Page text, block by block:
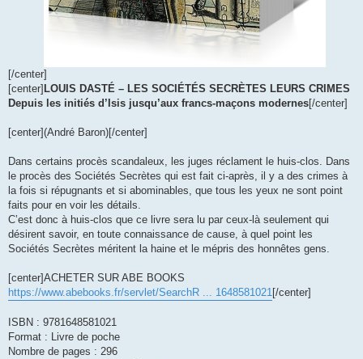
[/center]
[center] LOUIS DASTÉ – LES SOCIÉTÉS SECRÈTES LEURS CRIMES
Depuis les initiés d’Isis jusqu’aux francs-maçons modernes[/center]
[center](André Baron)[/center]
Dans certains procès scandaleux, les juges réclament le huis-clos. Dans
le procès des Sociétés Secrètes qui est fait ci-après, il y a des crimes à
la fois si répugnants et si abominables, que tous les yeux ne sont point
faits pour en voir les détails.
C’est donc à huis-clos que ce livre sera lu par ceux-là seulement qui
désirent savoir, en toute connaissance de cause, à quel point les
Sociétés Secrètes méritent la haine et le mépris des honnêtes gens.
[center]ACHETER SUR ABE BOOKS
https://www.abebooks.fr/servlet/SearchR ... 1648581021[/center]
ISBN : 9781648581021
Format : Livre de poche
Nombre de pages : 296